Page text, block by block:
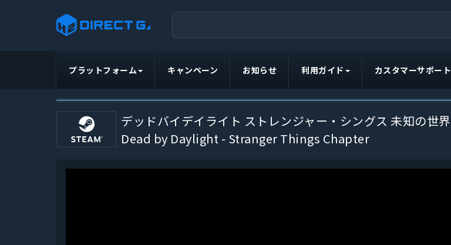
プラットフォーム キャンペーン お知らせ 利用ガイド カスタマーサポート
デッドバイデイライト ストレンジャー・シングス 未知の世界
Dead by Daylight - Stranger Things Chapter